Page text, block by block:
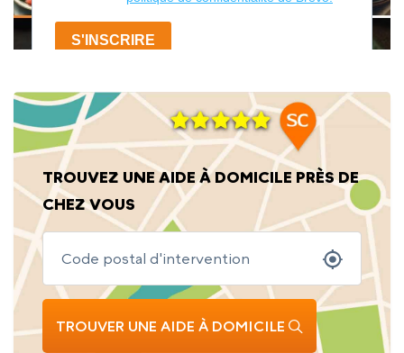
TROUVEZ UNE AIDE À DOMICILE PRÈS DE
CHEZ VOUS
TROUVER UNE AIDE À DOMICILE